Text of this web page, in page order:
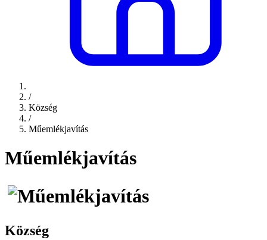
/
Község
/
Műemlékjavítás
Műemlékjavítás
Község